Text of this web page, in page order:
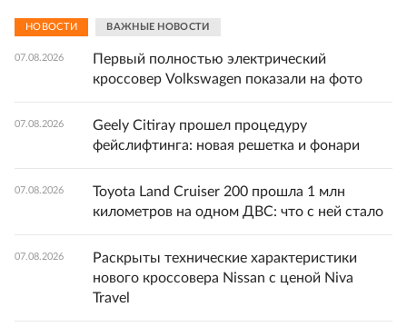
НОВОСТИ ВАЖНЫЕ НОВОСТИ
07.08.2026
Первый полностью электрический
кроссовер Volkswagen показали на фото
07.08.2026
Geely Citiray прошел процедуру
фейслифтинга: новая решетка и фонари
07.08.2026
Toyota Land Cruiser 200 прошла 1 млн
километров на одном ДВС: что с ней стало
07.08.2026
Раскрыты технические характеристики
нового кроссовера Nissan с ценой Niva
Travel